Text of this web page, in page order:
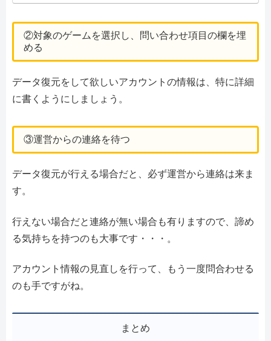
②対象のゲームを選択し、問い合わせ項目の欄を埋
める
データ復元をして欲しいアカウントの情報は、特に詳細
に書くようにしましょう。
③運営からの連絡を待つ
データ復元が行える場合だと、必ず運営から連絡は来ま
す。
行えない場合だと連絡が無い場合も有りますので、諦め
る気持ちを持つのも大事です・・・。
アカウント情報の見直しを行って、もう一度問合わせる
のも手ですがね。
まとめ